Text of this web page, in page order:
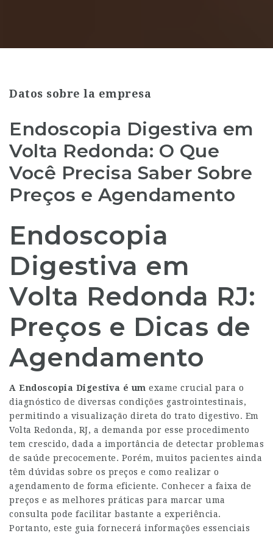
Datos sobre la empresa
Endoscopia Digestiva em
Volta Redonda: O Que
Você Precisa Saber Sobre
Preços e Agendamento
Endoscopia
Digestiva em
Volta Redonda RJ:
Preços e Dicas de
Agendamento
A Endoscopia Digestiva é um exame crucial para o
diagnóstico de diversas condições gastrointestinais,
permitindo a visualização direta do trato digestivo. Em
Volta Redonda, RJ, a demanda por esse procedimento
tem crescido, dada a importância de detectar problemas
de saúde precocemente. Porém, muitos pacientes ainda
têm dúvidas sobre os preços e como realizar o
agendamento de forma eficiente. Conhecer a faixa de
preços e as melhores práticas para marcar uma
consulta pode facilitar bastante a experiência.
Portanto, este guia fornecerá informações essenciais